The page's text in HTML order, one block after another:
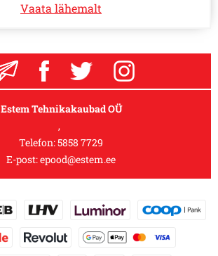
Vaata lähemalt
Estem Tehnikakaubad OÜ
,
Telefon:5858 7729
E-post:epood@estem.ee